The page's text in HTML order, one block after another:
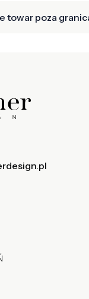
towar poza